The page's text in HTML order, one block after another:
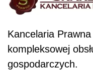
Kancelaria
kompleksowej
gospodarczych.